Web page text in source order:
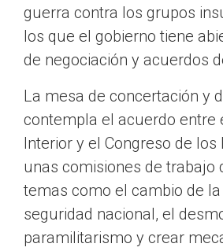
guerra contra los grupos
los que el gobierno tiene
de negociación y acuerdos
La mesa de concertación y
contempla el acuerdo entre
Interior y el Congreso de
unas comisiones de trabajo
temas como el cambio de
seguridad nacional, el
paramilitarismo y crear